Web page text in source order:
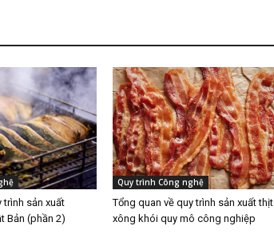
trình sản xuất
Bản (phần 2)
Quy trình Công nghệ
Tổng quan về quy trình sản xuất thịt
xông khói quy mô công nghiệp